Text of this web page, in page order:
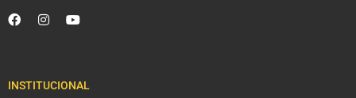
INSTITUCIONAL